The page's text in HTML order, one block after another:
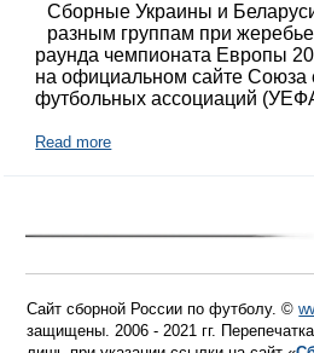
Сборные Украины и
разным группам при
раунда чемпионата Европы
на официальном сайте Союза
футбольных ассоциаций
Read more
Сайт сборной России по футболу. ©
защищены. 2006 - 2021 гг.